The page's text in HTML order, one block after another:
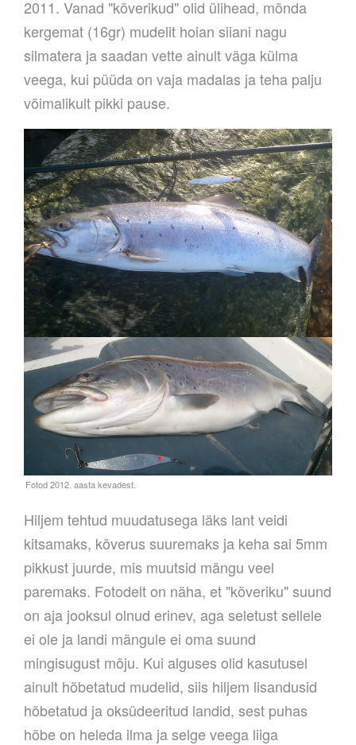
2011. Vanad "kõverikud" olid ülihead, mõnda
kergemat (16gr) mudelit hoian siiani nagu
silmatera ja saadan vette ainult väga külma
veega, kui püüda on vaja madalas ja teha palju
võimalikult pikki pause.
Hiljem tehtud muudatusega läks lant veidi
kitsamaks, kõverus suuremaks ja keha sai 5mm
pikkust juurde, mis muutsid mängu veel
paremaks. Fotodelt on näha, et "kõveriku" suund
on aja jooksul olnud erinev, aga seletust sellele
ei ole ja landi mängule ei oma suund
mingisugust mõju. Kui alguses olid kasutusel
ainult hõbetatud mudelid, siis hiljem lisandusid
hõbetatud ja oksüdeeritud landid, sest puhas
hõbe on heleda ilma ja selge veega liiga